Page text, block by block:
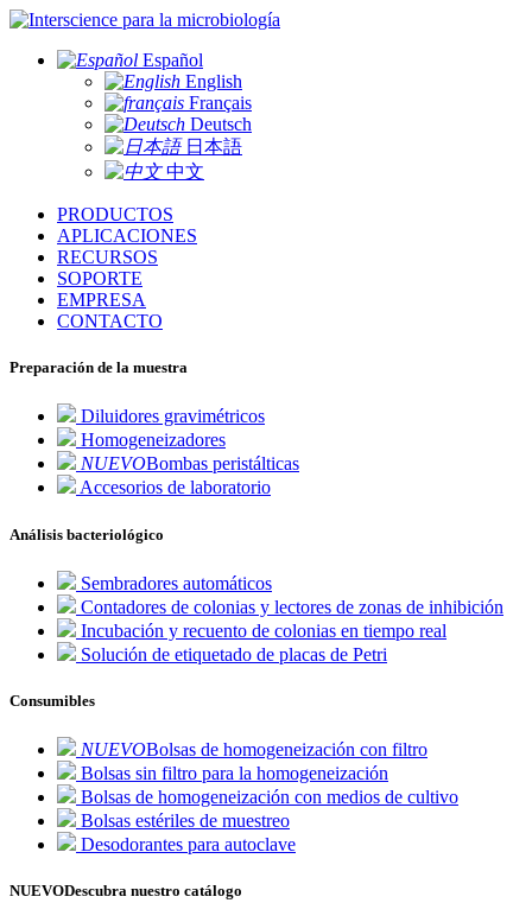
para la microbiología
Español
English
Français
Deutsch
日本語
中文
PRODUCTOS
APLICACIONES
RECURSOS
SOPORTE
EMPRESA
CONTACTO
Preparación de la muestra
Diluidores gravimétricos
Homogeneizadores
NUEVOBombas peristálticas
Accesorios de laboratorio
Análisis bacteriológico
Sembradores automáticos
Contadores de colonias y lectores de zonas de inhibición
Incubación y recuento de colonias en tiempo real
Solución de etiquetado de placas de Petri
Consumibles
NUEVOBolsas de homogeneización con filtro
Bolsas sin filtro para la homogeneización
Bolsas de homogeneización con medios de cultivo
Bolsas estériles de muestreo
Desodorantes para autoclave
NUEVODescubra nuestro catálogo